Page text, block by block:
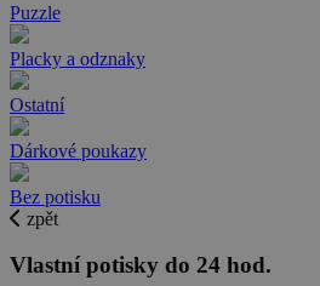
Puzzle
Placky a odznaky
Ostatní
Dárkové poukazy
Bez potisku
zpět
Vlastní potisky do 24 hod.